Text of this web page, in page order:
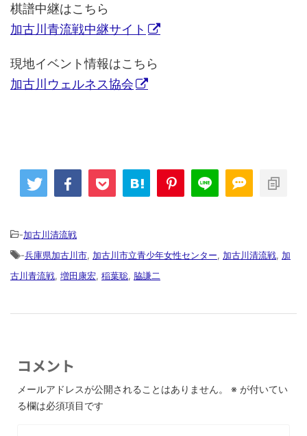
棋譜中継はこちら
加古川青流戦中継サイト
現地イベント情報はこちら
加古川ウェルネス協会
-加古川清流戦
-兵庫県加古川市, 加古川市立青少年女性センター, 加古川清流戦, 加
古川青流戦, 増田康宏, 稲葉聡, 脇謙二
コメント
メールアドレスが公開されることはありません。 ※ が付いてい
る欄は必須項目です